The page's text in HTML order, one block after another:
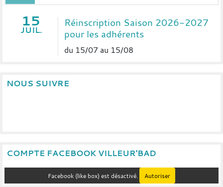
15
JUIL.
Réinscription Saison 2026-2027
pour les adhérents
du 15/07 au 15/08
NOUS SUIVRE
COMPTE FACEBOOK VILLEUR'BAD
Facebook (like box) est désactivé. Autoriser